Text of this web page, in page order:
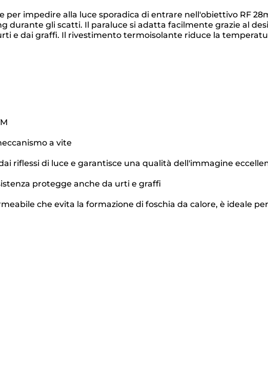
impedire alla luce sporadica di entrare nell'obiettivo RF
gli scatti. Il paraluce si adatta facilmente grazie al
e dai graffi. Il rivestimento termoisolante riduce la
a vite
riflessi di luce e garantisce una qualità dell'immagine
protegge anche da urti e graffi
che evita la formazione di foschia da calore, è ideale